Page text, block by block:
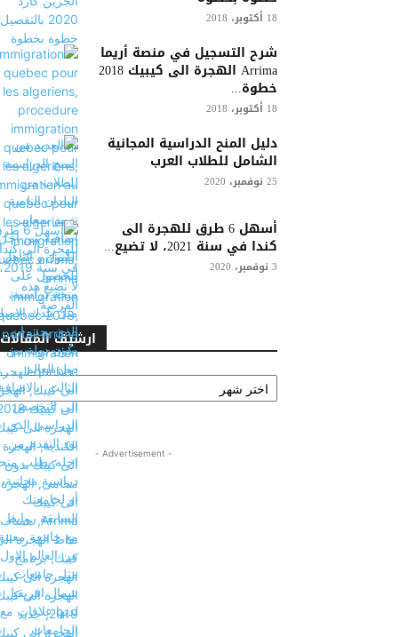
18 أكتوبر، 2018
شرح التسجيل في منصة أريما
Arrima الهجرة الى كيبيك 2018
خطوة...
18 أكتوبر، 2018
دليل المنح الدراسية المجانية
الشامل للطلاب العرب
25 نوفمبر، 2020
أسهل 6 طرق للهجرة الى
كندا في سنة 2021، لا تضيع...
3 نوفمبر، 2020
ارشيف المقالات
ارشيف
المقالات
- Advertisement -